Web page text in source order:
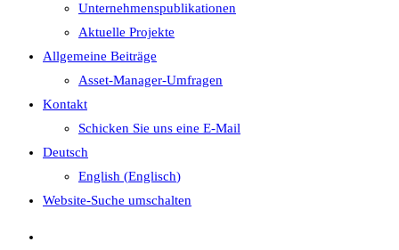
Unternehmenspublikationen
Aktuelle Projekte
Allgemeine Beiträge
Asset-Manager-Umfragen
Kontakt
Schicken Sie uns eine E-Mail
Deutsch
English (Englisch)
Website-Suche umschalten